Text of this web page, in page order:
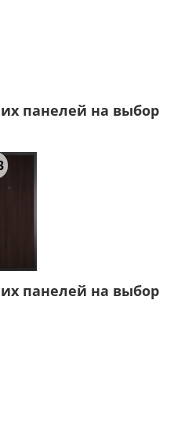
панелей на выбор
панелей на выбор